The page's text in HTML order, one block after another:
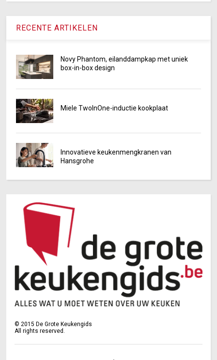
RECENTE ARTIKELEN
Novy Phantom, eilanddampkap met uniek
box-in-box design
Miele TwoInOne-inductie kookplaat
Innovatieve keukenmengkranen van
Hansgrohe
©2015 De Grote Keukengids
All rights reserved.